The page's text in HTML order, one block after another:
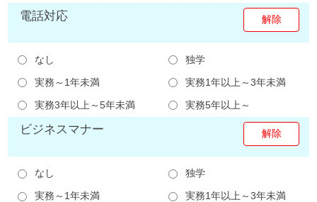
電話対応
なし
独学
実務～1年未満
実務1年以上～3年未満
実務3年以上～5年未満
実務5年以上～
ビジネスマナー
なし
独学
実務～1年未満
実務1年以上～3年未満